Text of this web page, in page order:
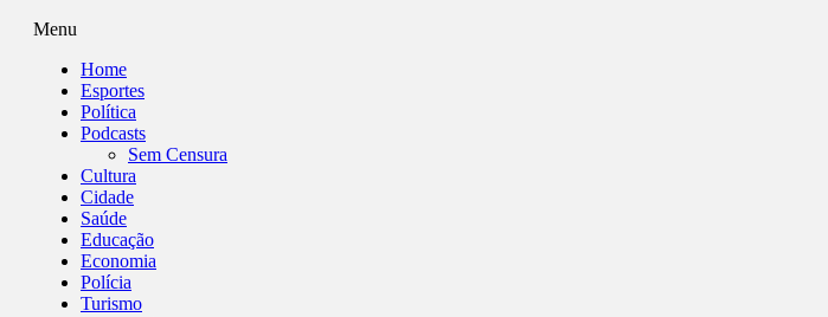
Menu
Home
Esportes
Política
Podcasts
Sem Censura
Cultura
Cidade
Saúde
Educação
Economia
Polícia
Turismo